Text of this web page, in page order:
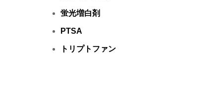
蛍光増白剤
PTSA
トリプトファン